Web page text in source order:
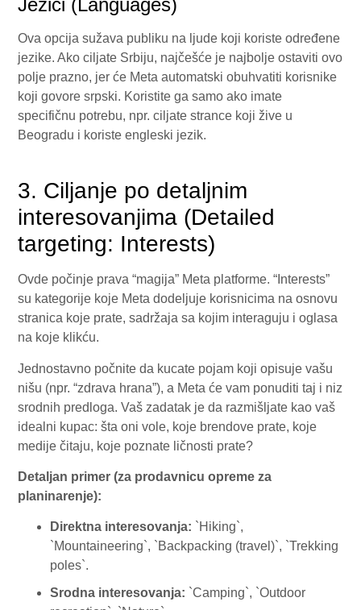
Jezici (Languages)
Ova opcija sužava publiku na ljude koji koriste određene
jezike. Ako ciljate Srbiju, najčešće je najbolje ostaviti ovo
polje prazno, jer će Meta automatski obuhvatiti korisnike
koji govore srpski. Koristite ga samo ako imate
specifičnu potrebu, npr. ciljate strance koji žive u
Beogradu i koriste engleski jezik.
3. Ciljanje po detaljnim
interesovanjima (Detailed
targeting: Interests)
Ovde počinje prava “magija” Meta platforme. “Interests”
su kategorije koje Meta dodeljuje korisnicima na osnovu
stranica koje prate, sadržaja sa kojim interaguju i oglasa
na koje klikću.
Jednostavno počnite da kucate pojam koji opisuje vašu
nišu (npr. “zdrava hrana”), a Meta će vam ponuditi taj i niz
srodnih predloga. Vaš zadatak je da razmišljate kao vaš
idealni kupac: šta oni vole, koje brendove prate, koje
medije čitaju, koje poznate ličnosti prate?
Detaljan primer (za prodavnicu opreme za
planinarenje):
Direktna interesovanja: `Hiking`,
`Mountaineering`, `Backpacking (travel)`, `Trekking
poles`.
Srodna interesovanja: `Camping`, `Outdoor